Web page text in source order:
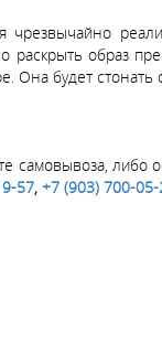
чрезвычайно
образ
Она будет
самовывоза, либо
57, +7 (903) 700-